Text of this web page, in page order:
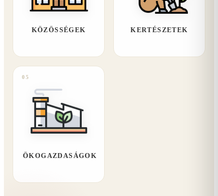
KÖZÖSSÉGEK KERTÉSZETEK
05
ÖKOGAZDASÁGOK